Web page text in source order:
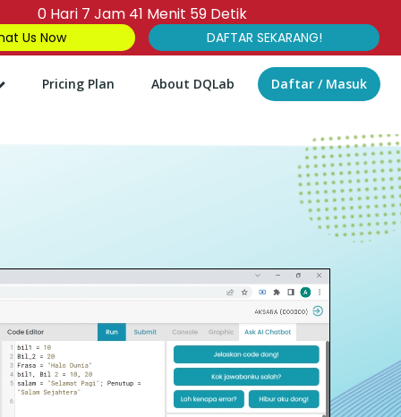
0Hari 7 Jam 41 Menit 58 Detik
Us Now DAFTAR SEKARANG!
Pricing Plan About DQLab Daftar / Masuk